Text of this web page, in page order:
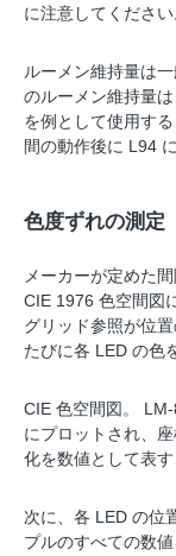
に注意してくださ
ルーメン維持量は
のルーメン維持量
を例として使用す
間の動作後に L94
色度ずれの測定
メーカーが定めた
CIE 1976 色空間図
グリッド参照が位
たびに各 LED の色
CIE 色空間図。
にプロットされ、
化を数値として表す
次に、各 LED の位
プルのすべての数